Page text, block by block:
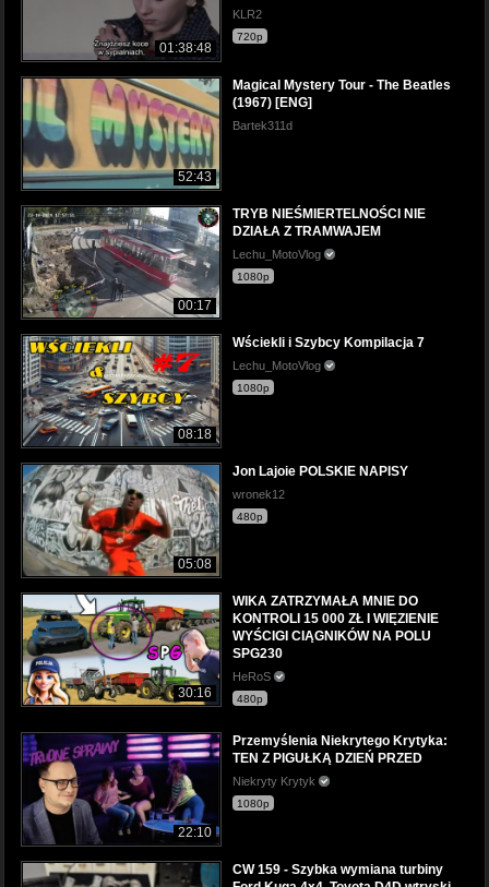
01:38:48
KLR2
720p
52:43
Magical Mystery Tour - The Beatles
(1967) [ENG]
Bartek311d
00:17
TRYB NIEŚMIERTELNOŚCI NIE
DZIAŁA Z TRAMWAJEM
Lechu_MotoVlog
1080p
08:18
Wściekli i Szybcy Kompilacja 7
Lechu_MotoVlog
1080p
05:08
Jon Lajoie POLSKIE NAPISY
wronek12
480p
30:16
WIKA ZATRZYMAŁA MNIE DO
KONTROLI 15 000 ZŁ I WIĘZIENIE
WYŚCIGI CIĄGNIKÓW NA POLU
SPG230
HeRoS
480p
22:10
Przemyślenia Niekrytego Krytyka:
TEN Z PIGUŁKĄ DZIEŃ PRZED
Niekryty Krytyk
1080p
CW 159 - Szybka wymiana turbiny